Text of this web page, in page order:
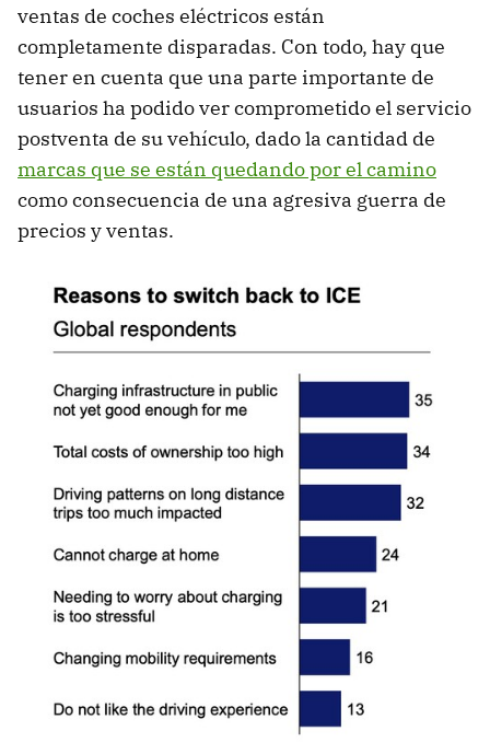
ventas de coches eléctricos están
completamente disparadas. Con todo, hay que
tener en cuenta que una parte importante de
usuarios ha podido ver comprometido el servicio
postventa de su vehículo, dado la cantidad de
marcas que se están quedando por el camino
como consecuencia de una agresiva guerra de
precios y ventas.